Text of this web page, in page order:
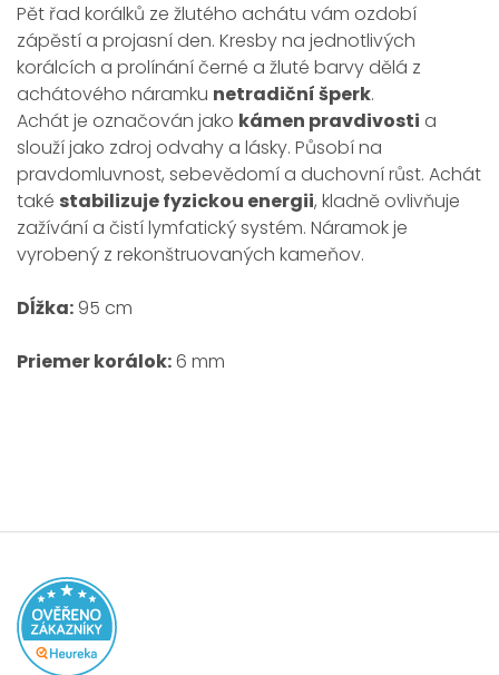
Pět řad korálků ze žlutého achátu vám ozdobí
zápěstí a projasní den. Kresby na jednotlivých
korálcích a prolínání černé a žluté barvy dělá z
achátového náramku netradiční šperk.
Achát je označován jako kámen pravdivosti a
slouží jako zdroj odvahy a lásky. Působí na
pravdomluvnost, sebevědomí a duchovní růst. Achát
také stabilizuje fyzickou energii, kladně ovlivňuje
zažívání a čistí lymfatický systém. Náramok je
vyrobený z rekonštruovaných kameňov.
Dĺžka: 95 cm
Priemerkorálok:6 mm